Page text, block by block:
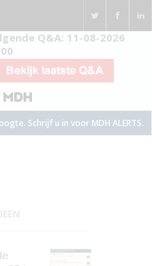
Q&A: 11-08-2026
Schrijf u in voor MDH ALERTS.